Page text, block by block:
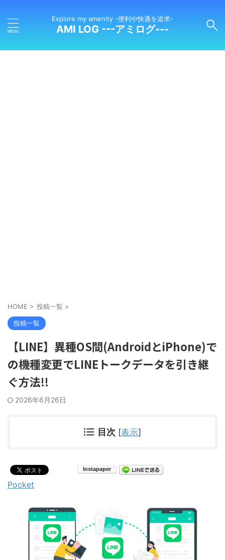
Explore my amenity -便利や快適を追求-
AMI LOG ---アミログ---
HOME > 投稿一覧 >
投稿一覧
【LINE】異種OS間(AndroidとiPhone)で
の機種変更でLINEトークデータを引き継
ぐ方法!!
2026年6月26日
目次 [表示]
Pocket